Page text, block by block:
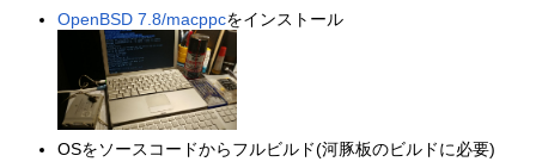
OpenBSD 7.8/macppcをインストール
OSをソースコードからフルビルド(河豚板のビルドに必要)